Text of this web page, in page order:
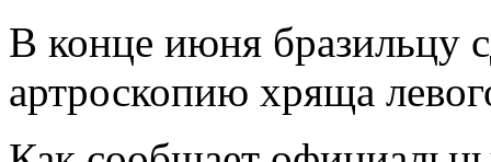
В конце июня бразильцу
артроскопию хряща